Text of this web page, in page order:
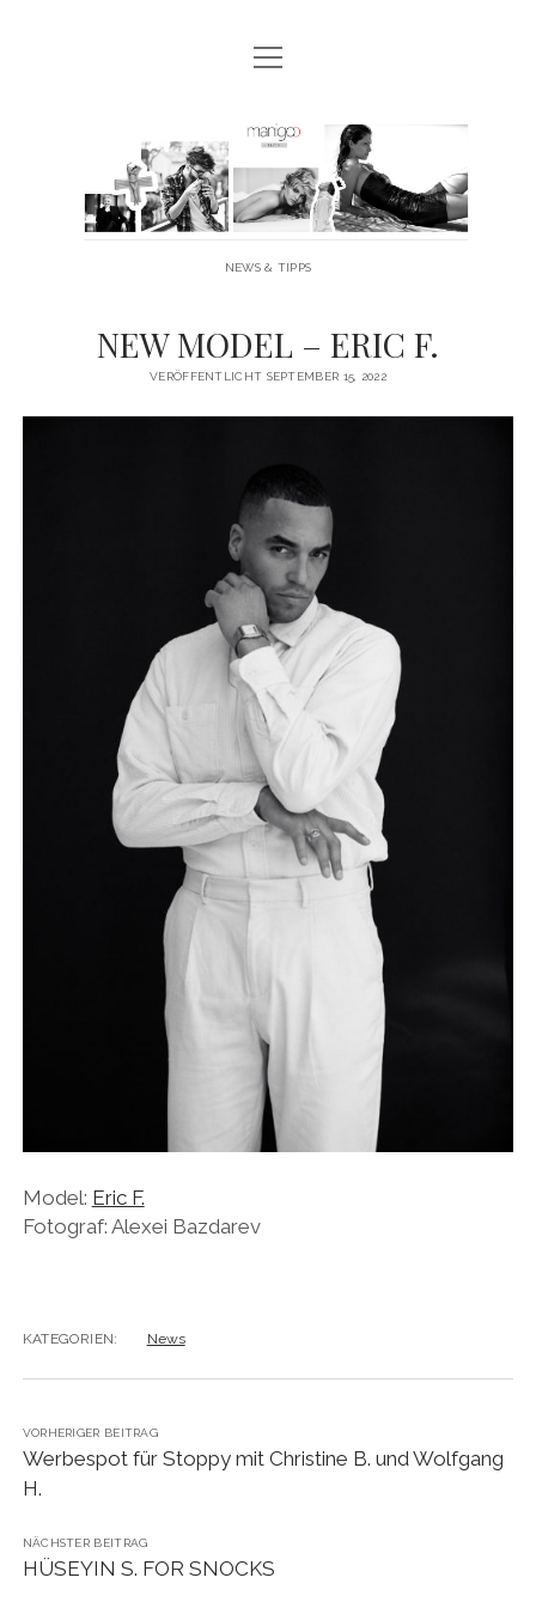
MANIGOO BLOG
MANIGOO MODELS
IMPRESSUM & DATENSCHUTZ
Menü
öffnen
Manigoo
NEWS & TIPPS
NEW MODEL – ERIC F.
VERÖFFENTLICHT SEPTEMBER 15, 2022
Model: Eric F.
Fotograf: Alexei Bazdarev
KATEGORIEN: News
VORHERIGER BEITRAG
Werbespot für Stoppy mit Christine B. und Wolfgang
H.
NÄCHSTER BEITRAG
HÜSEYIN S. FOR SNOCKS